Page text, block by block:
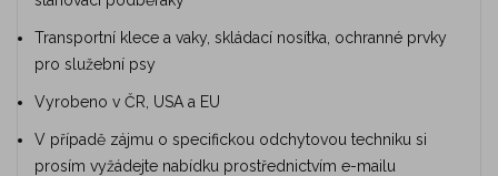
Transportní klece a vaky, skládací nosítka, ochranné prvky
pro služební psy
Vyrobeno v ČR, USA a EU
V případě zájmu o specifickou odchytovou techniku si
prosím vyžádejte nabídku prostřednictvím e-mailu